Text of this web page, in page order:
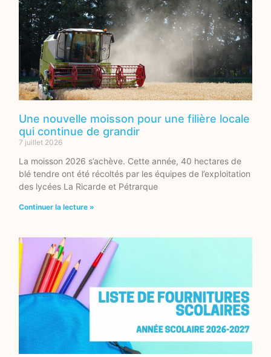
Une nouvelle moisson pour une filière locale
qui continue de grandir
7 juillet 2026
La moisson 2026 s’achève. Cette année, 40 hectares de
blé tendre ont été récoltés par les équipes de l’exploitation
des lycées La Ricarde et Pétrarque
Continuer la lecture »